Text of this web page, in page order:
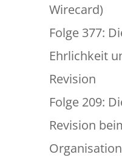
Wirecard)
Folge 377:
Ehrlichkeit
Revision
Folge 209:
Revision